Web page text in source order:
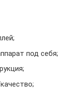
под себя;